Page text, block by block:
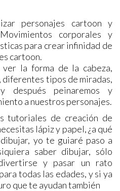
personajes cartoon y
corporales y
para crear infinidad de
cartoon.
ver la forma de la cabeza,
diferentes tipos de miradas,
después peinaremos y
a nuestros personajes.
tutoriales de creación de
lápiz y papel, ¿a qué
yo te guiaré paso a
saber dibujar, sólo
y pasar un rato
todas las edades, y si ya
que te ayudan también